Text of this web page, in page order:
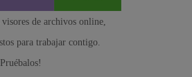
de archivos online,
para trabajar contigo.
Pruébalos!